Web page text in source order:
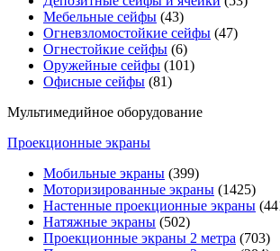
Мебельные сейфы (43)
Огневзломостойкие сейфы (47)
Огнестойкие сейфы (6)
Оружейные сейфы (101)
Офисные сейфы (81)
Мультимедийное оборудование
Проекционные экраны
Мобильные экраны (399)
Моторизированные экраны (1425)
Настенные проекционные экраны
Натяжные экраны (502)
Проекционные экраны 2 метра (703)